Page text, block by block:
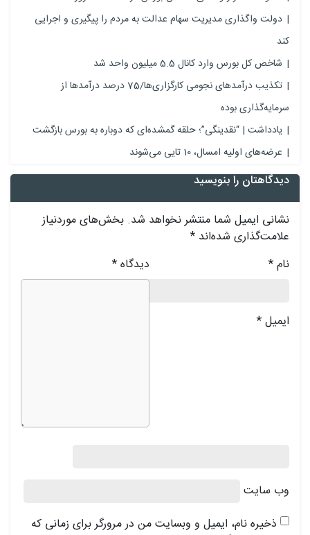
دولت واگذاری مدیریت سهام عدالت به مردم را پیگیری و اجرایی
شاخص کل بورس وارد کانال 5.5 میلیون واحد شد
تکذیب درآمدهای نجومی کارگزاری‌ها/75 درصد درآمدها از
سرمایه‌گذاری بوده
یادداشت | “نقدینگی”؛ حلقه گمشده‌ای که دوباره به بورس بازگشت
عرضه‌های اولیه امسال، 10 تایی می‌شوند
دیدگاهتان را بنویسید
نشانی ایمیل شما منتشر نخواهد شد.بخش‌های موردنیاز
علامت‌گذاری شده‌اند*
دیدگاه* *
ایمیل*
وب‌ سایت
ذخیره نام، ایمیل و وبسایت من در مرورگر برای زمانی که